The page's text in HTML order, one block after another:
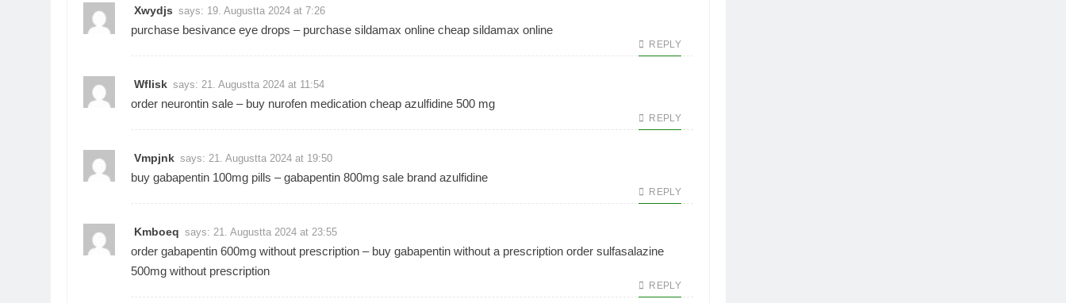
Xwydjs says: 19. Augustta 2024 at 7:26
purchase besivance eye drops – purchase sildamax online cheap sildamax online
REPLY
Wflisk says: 21. Augustta 2024 at 11:54
order neurontin sale – buy nurofen medication cheap azulfidine 500 mg
REPLY
Vmpjnk says: 21. Augustta 2024 at 19:50
buy gabapentin 100mg pills –gabapentin 800mg sale brand azulfidine
REPLY
Kmboeq says: 21. Augustta 2024 at 23:55
order gabapentin 600mg without prescription – buy gabapentin without a prescription order sulfasalazine
500mg without prescription
REPLY